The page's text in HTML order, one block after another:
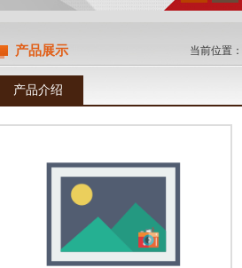
产品展示 当前位置：
产品介绍